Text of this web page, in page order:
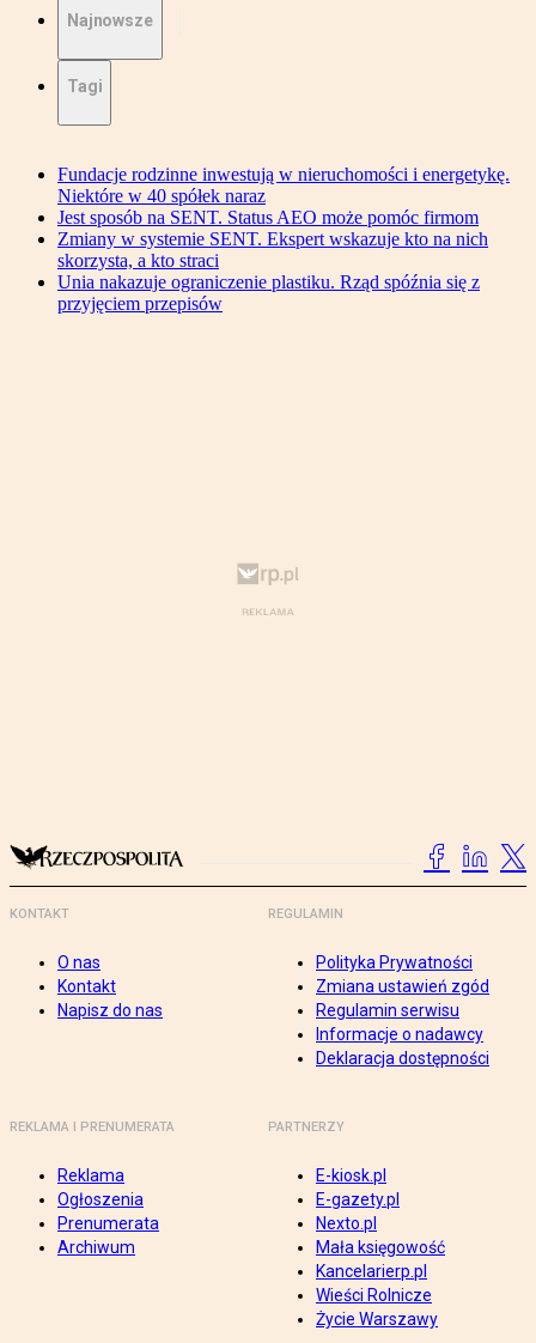
Najnowsze
Tagi
Fundacje rodzinne inwestują w nieruchomości i energetykę.
Niektóre w 40 spółek naraz
Jest sposób na SENT. Status AEO może pomóc firmom
Zmiany w systemie SENT. Ekspert wskazuje kto na nich
skorzysta, a kto straci
Unia nakazuje ograniczenie plastiku. Rząd spóźnia się z
przyjęciem przepisów
KONTAKT
O nas
Kontakt
Napisz do nas
REGULAMIN
Polityka Prywatności
Zmiana ustawień zgód
Regulamin serwisu
Informacje o nadawcy
Deklaracja dostępności
REKLAMA I PRENUMERATA
Reklama
Ogłoszenia
Prenumerata
Archiwum
PARTNERZY
E-kiosk.pl
E-gazety.pl
Nexto.pl
Mała księgowość
Kancelarierp.pl
Wieści Rolnicze
Życie Warszawy